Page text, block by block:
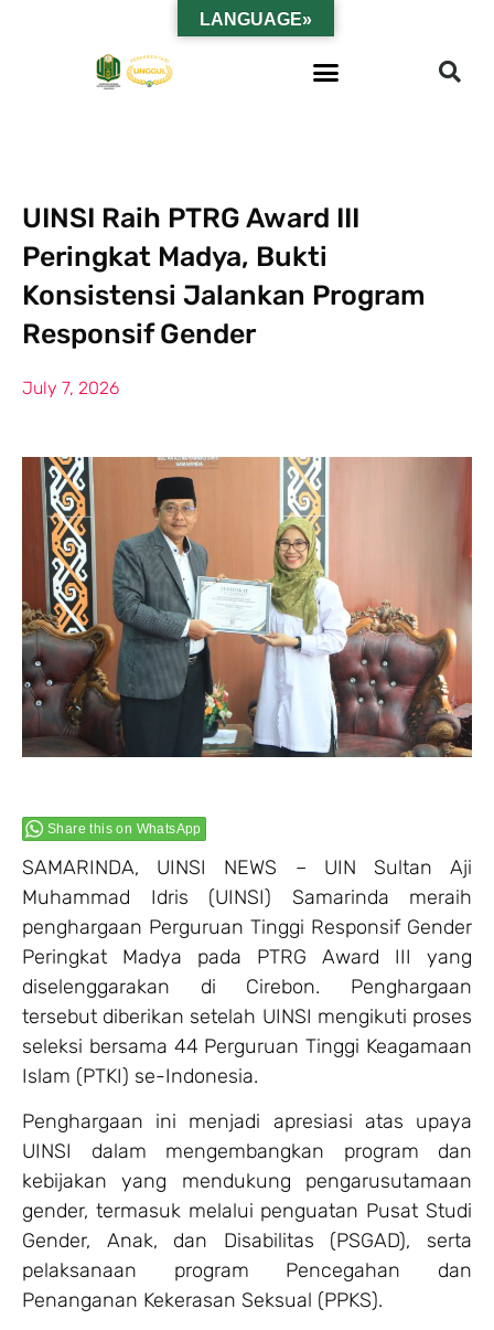
UINSI Raih PTRG Award III
Peringkat Madya, Bukti
Konsistensi Jalankan Program
Responsif Gender
July 7, 2026
Share this on WhatsApp
SAMARINDA, UINSI NEWS – UIN Sultan Aji
Muhammad Idris (UINSI) Samarinda meraih
penghargaan Perguruan Tinggi Responsif Gender
Peringkat Madya pada PTRG Award III yang
diselenggarakan di Cirebon. Penghargaan
tersebut diberikan setelah UINSI mengikuti proses
seleksi bersama 44 Perguruan Tinggi Keagamaan
Islam (PTKI) se-Indonesia.
Penghargaan ini menjadi apresiasi atas upaya
UINSI dalam mengembangkan program dan
kebijakan yang mendukung pengarusutamaan
gender, termasuk melalui penguatan Pusat Studi
Gender, Anak, dan Disabilitas (PSGAD), serta
pelaksanaan program Pencegahan dan
Penanganan Kekerasan Seksual (PPKS).
LANGUAGE»